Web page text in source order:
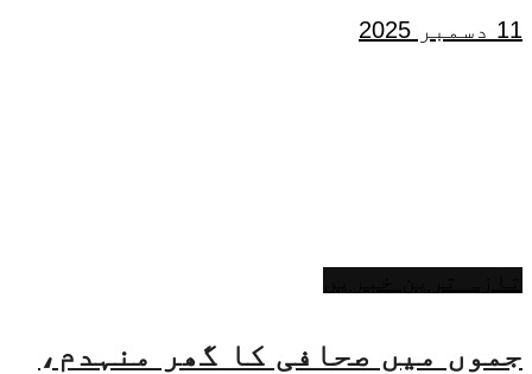
11 دسمبر 2025
جموں میں صحافی کا گھر منہدم،